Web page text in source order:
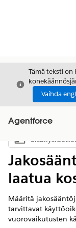
Sulje
Tämä teksti on
Vaihda
Agentforce
Näytä
laatua
Määritä
tarvittavat
vuorovaikutusten